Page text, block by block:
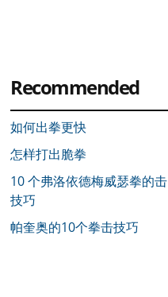
Recommended
如何出拳更快
怎样打出脆拳
10 个弗洛依德梅威瑟拳的击
技巧
帕奎奥的10个拳击技巧